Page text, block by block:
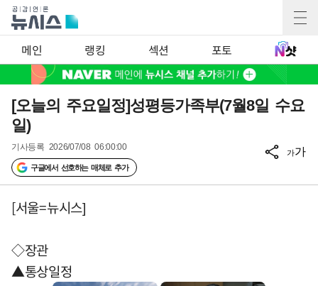
메인 랭킹 섹션 포토
[오늘의 주요일정]성평등가족부(7월8일 수요
일)
기사등록 2026/07/08 06:00:00
구글에서 선호하는 매체로 추가
가가
[서울=뉴시스]
◇장관
▲통상일정